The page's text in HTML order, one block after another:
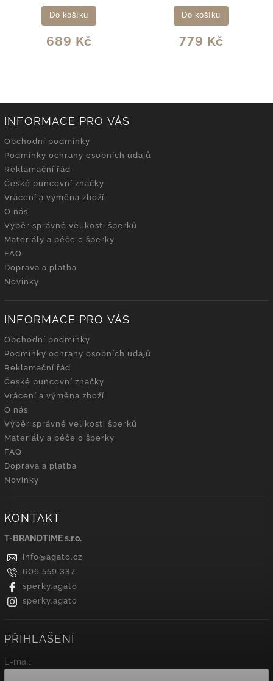
689 Kč
Do košíku
779 Kč
Do košíku
INFORMACE PRO VÁS
Obchodní podmínky
Podmínky ochrany osobních údajů
Reklamační řád
České puncovní značky
Vrácení a výměna zboží
O nás
Výběr správné velikosti šperků
Materiály a péče o šperky
FAQ
Doprava a platba
Novinky
INFORMACE PRO VÁS
Obchodní podmínky
Podmínky ochrany osobních údajů
Reklamační řád
České puncovní značky
Vrácení a výměna zboží
O nás
Výběr správné velikosti šperků
Materiály a péče o šperky
FAQ
Doprava a platba
Novinky
KONTAKT
T-BRANDTIME s.r.o.
info@agato.cz
606 559 337
sperky.agato
sperky.agato
PŘIHLÁŠENÍ
E-mail